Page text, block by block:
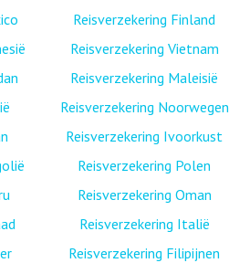
Reisverzekering Finland
Reisverzekering Vietnam
Reisverzekering Maleisië
Reisverzekering Noorwegen
Reisverzekering Ivoorkust
Reisverzekering Polen
Reisverzekering Oman
Reisverzekering Italië
Reisverzekering Filipijnen